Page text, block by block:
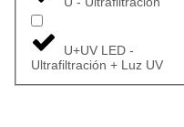
U+UV LED -
Ultrafiltración + Luz UV